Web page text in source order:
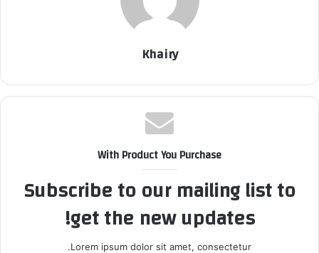
Khairy
With Product You Purchase
Subscribe to our mailing list to
get the new updates!
Lorem ipsum dolor sit amet, consectetur.